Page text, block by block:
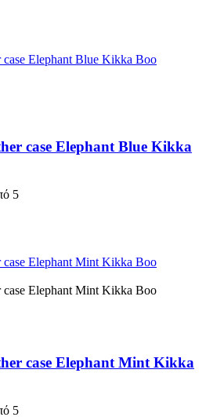
case Elephant Blue Kikka
5
case Elephant Mint Kikka
5